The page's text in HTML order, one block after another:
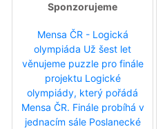
Sponzorujeme
Mensa ČR - Logická
olympiáda Už šest let
věnujeme puzzle pro finále
projektu Logické
olympiády, který pořádá
Mensa ČR. Finále probíhá v
jednacím sále Poslanecké